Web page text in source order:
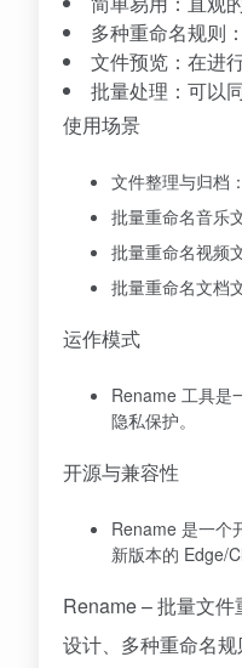
多种重命名规则
文件预览：在进
批量处理：可以
使用场景
文件整理与归档
批量重命名音乐
批量重命名视频
批量重命名文档
运作模式
Rename 工具是
隐私保护。
开源与兼容性
Rename 是一个
新版本的 Edge/
Rename – 批量文
设计、多种重命名